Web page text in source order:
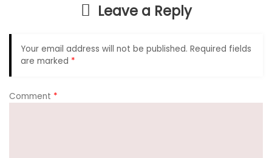
p Leave a Reply
Your email address will not be published. Required fields
are marked *
Comment *